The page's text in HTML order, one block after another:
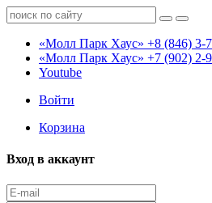
«Молл Парк Хаус» +8 (846) 3-
«Молл Парк Хаус» +7 (902) 2-
Youtube
Войти
Корзина
Вход в аккаунт